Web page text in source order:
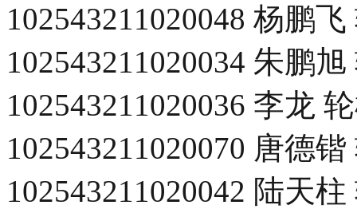
102543211020048 杨鹏
102543211020034 朱鹏
102543211020036 李龙
102543211020070 唐德
102543211020042 陆天